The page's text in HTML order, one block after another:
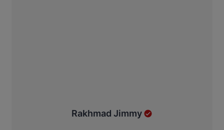
Rakhmad Jimmy